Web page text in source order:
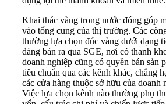
Khai thác vàng trong nước đóng góp
vào tổng cung của thị trường. Các
thường lựa chọn đúc vàng dưới dạng
dàng bán ra qua SGE, nơi có thanh
doanh nghiệp cũng có quyền bán sản
tiêu chuẩn qua các kênh khác, chẳng
các cửa hàng thuộc sở hữu của doanh
Việc lựa chọn kênh nào thường phụ